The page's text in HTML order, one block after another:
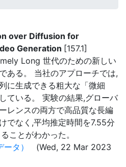
over Diffusion for
Generation [157.1]
Long 世代のための新しい
ある。 当社のアプローチでは,
に生成できる粗大な「微細
ている。 実験の結果,グローバ
レンスの両方で高品質な長編
でなく,平均推定時間を7.55分
ことがわかった。
タ）
(Wed, 22 Mar 2023